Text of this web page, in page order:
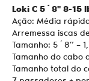
Loki C5´8"8-15
Ação: Média
Arremessa iscas
Tamanho: 5´8” –
Tamanho do cabo
Tamanho total do